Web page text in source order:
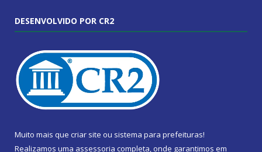
DESENVOLVIDO POR CR2
Muito mais que criar site ou sistema para prefeituras!
Realizamos uma assessoria completa, onde garantimos em